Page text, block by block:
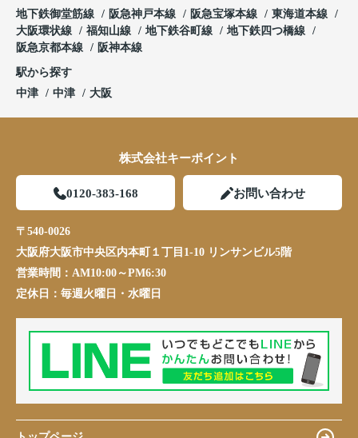
地下鉄御堂筋線
阪急神戸本線 阪急宝塚本線
東海道本線
大阪環状線
福知山線 地下鉄谷町線
地下鉄四つ橋線
阪急京都本線
阪神本線
駅から探す
中津
中津 大阪
株式会社キーポイント
0120-383-168 お問い合わせ
〒540-0026
大阪府大阪市中央区内本町１丁目1-10 リンサンビル5階
営業時間： AM10:00～PM6:30
定休日： 毎週火曜日・水曜日